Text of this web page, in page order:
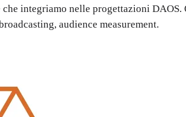
integriamo nelle progettazioni
audience measurement.